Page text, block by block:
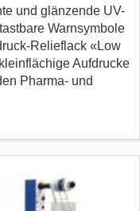
und glänzende UV-
Warnsymbole
Relieflack «Low
Aufdrucke
Pharma- und